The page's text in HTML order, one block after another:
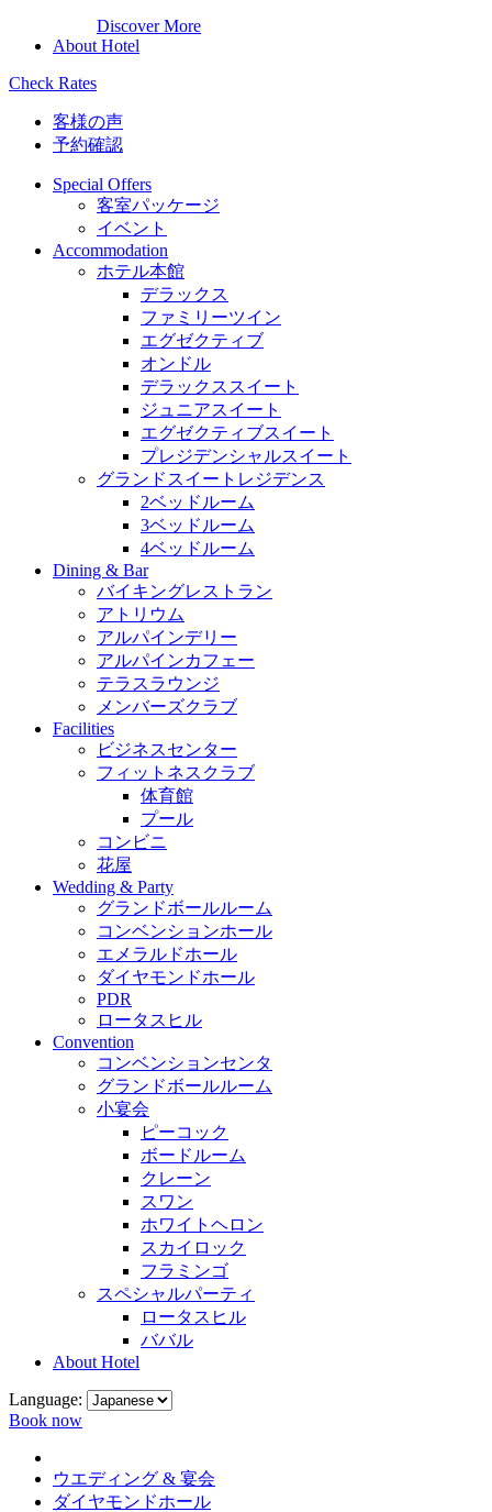
Discover More
About Hotel
Check Rates
客様の声
予約確認
Special Offers
客室パッケージ
イベント
Accommodation
ホテル本館
デラックス
ファミリーツイン
エグゼクティブ
オンドル
デラックススイート
ジュニアスイート
エグゼクティブスイート
プレジデンシャルスイート
グランドスイートレジデンス
2ベッドルーム
3ベッドルーム
4ベッドルーム
Dining & Bar
バイキングレストラン
アトリウム
アルパインデリー
アルパインカフェー
テラスラウンジ
メンバーズクラブ
Facilities
ビジネスセンター
フィットネスクラブ
体育館
プール
コンビニ
花屋
Wedding & Party
グランドボールルーム
コンベンションホール
エメラルドホール
ダイヤモンドホール
PDR
ロータスヒル
Convention
コンベンションセンタ
グランドボールルーム
小宴会
ピーコック
ボードルーム
クレーン
スワン
ホワイトヘロン
スカイロック
フラミンゴ
スペシャルパーティ
ロータスヒル
ババル
About Hotel
Language:
Book now
ウエディング & 宴会
ダイヤモンドホール